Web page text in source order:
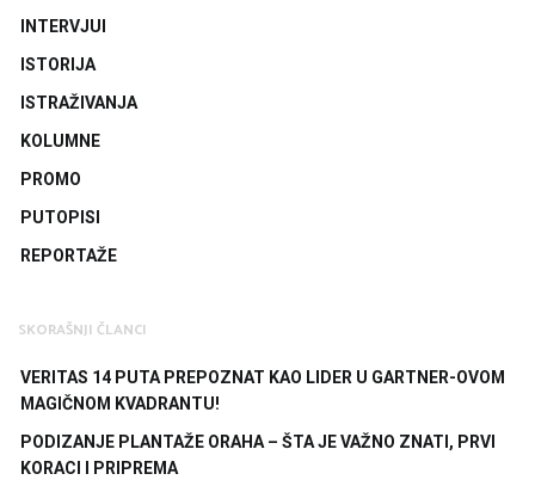
INTERVJUI
ISTORIJA
ISTRAŽIVANJA
KOLUMNE
PROMO
PUTOPISI
REPORTAŽE
SKORAŠNJI ČLANCI
VERITAS 14 PUTA PREPOZNAT KAO LIDER U GARTNER-OVOM
MAGIČNOM KVADRANTU!
PODIZANJE PLANTAŽE ORAHA – ŠTA JE VAŽNO ZNATI, PRVI
KORACI I PRIPREMA